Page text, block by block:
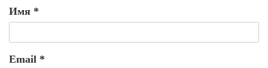
Имя *
Email *